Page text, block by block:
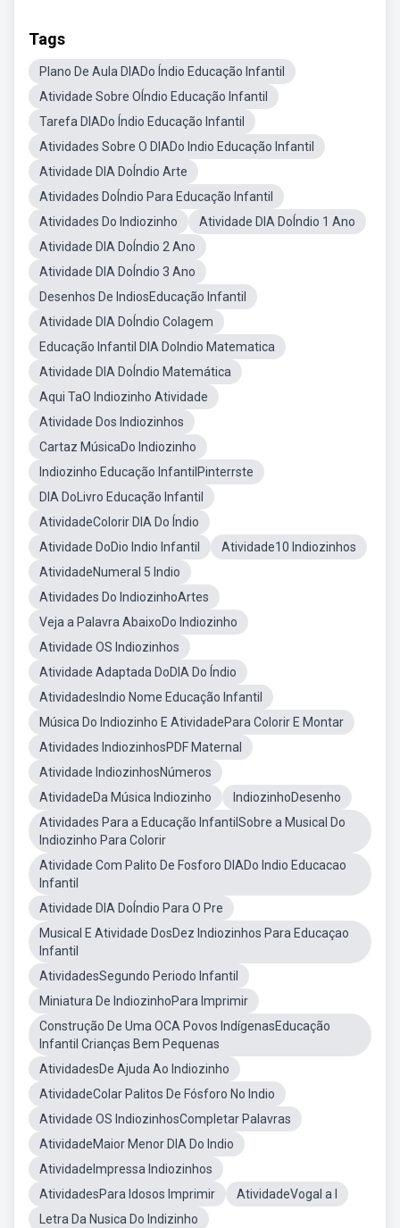
Tags
Plano De Aula DIADo Índio Educação Infantil
Atividade Sobre OÍndio Educação Infantil
Tarefa DIADo Índio Educação Infantil
Atividades Sobre O DIADo Indio Educação Infantil
Atividade DIA DoÍndio Arte
Atividades DoÍndio Para Educação Infantil
Atividades Do Indiozinho
Atividade DIA DoÍndio 1 Ano
Atividade DIA DoÍndio 2 Ano
Atividade DIA DoÍndio 3 Ano
Desenhos De IndiosEducação Infantil
Atividade DIA DoÍndio Colagem
Educação Infantil DIA DoIndio Matematica
Atividade DIA DoÍndio Matemática
Aqui TaO Indiozinho Atividade
Atividade Dos Indiozinhos
Cartaz MúsicaDo Indiozinho
Indiozinho Educação InfantilPinterrste
DIA DoLivro Educação Infantil
AtividadeColorir DIA Do Índio
Atividade DoDio Indio Infantil
Atividade10 Indiozinhos
AtividadeNumeral 5 Indio
Atividades Do IndiozinhoArtes
Veja a Palavra AbaixoDo Indiozinho
Atividade OS Indiozinhos
Atividade Adaptada DoDIA Do Índio
AtividadesIndio Nome Educação Infantil
Música Do Indiozinho E AtividadePara Colorir E Montar
Atividades IndiozinhosPDF Maternal
Atividade IndiozinhosNúmeros
AtividadeDa Música Indiozinho
IndiozinhoDesenho
Atividades Para a Educação InfantilSobre a Musical Do
Indiozinho Para Colorir
Atividade Com Palito De Fosforo DIADo Indio Educacao
Infantil
Atividade DIA DoÍndio Para O Pre
Musical E Atividade DosDez Indiozinhos Para Educaçao
Infantil
AtividadesSegundo Periodo Infantil
Miniatura De IndiozinhoPara Imprimir
Construção De Uma OCA Povos IndígenasEducação
Infantil Crianças Bem Pequenas
AtividadesDe Ajuda Ao Indiozinho
AtividadeColar Palitos De Fósforo No Indio
Atividade OS IndiozinhosCompletar Palavras
AtividadeMaior Menor DIA Do Indio
AtividadeImpressa Indiozinhos
AtividadesPara Idosos Imprimir
AtividadeVogal a I
Letra Da Nusica Do Indizinho